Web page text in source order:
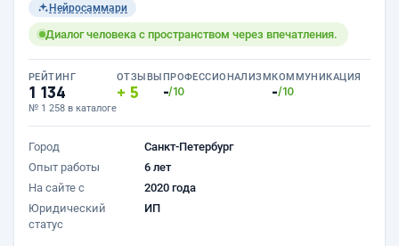
Нейросаммари
Диалог человека с пространством через впечатления.
РЕЙТИНГ
1 134
№ 1 258 в каталоге
ОТЗЫВЫ
5
ПРОФЕССИОНАЛИЗМ
-/10
КОММУНИКАЦИЯ
-/10
Город
Санкт-Петербург
Опыт работы
6 лет
На сайте с
2020 года
Юридический
статус
ИП